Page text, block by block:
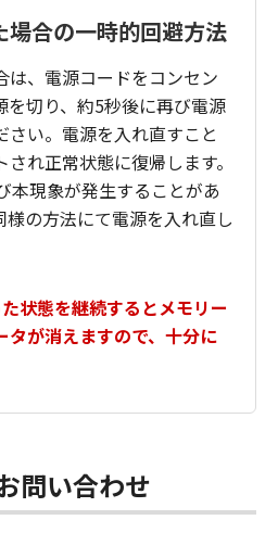
場合の一時的回避方法
は、電源コードをコンセン
を切り、約5秒後に再び電源
さい。電源を入れ直すこと
れ正常状態に復帰します。
本現象が発生することがあ
様の方法にて電源を入れ直し
状態を継続するとメモリー
タが消えますので、十分に
問い合わせ